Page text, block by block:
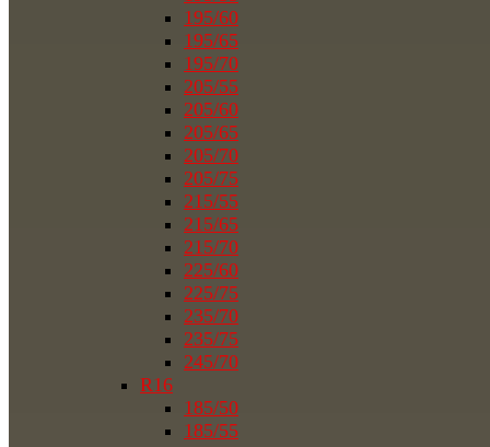
195/60
195/65
195/70
205/55
205/60
205/65
205/70
205/75
215/55
215/65
215/70
225/60
225/75
235/70
235/75
245/70
R16
185/50
185/55